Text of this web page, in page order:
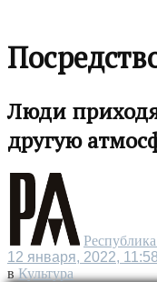
Люди
другую
12 января, 2022, 11:58
в Культура